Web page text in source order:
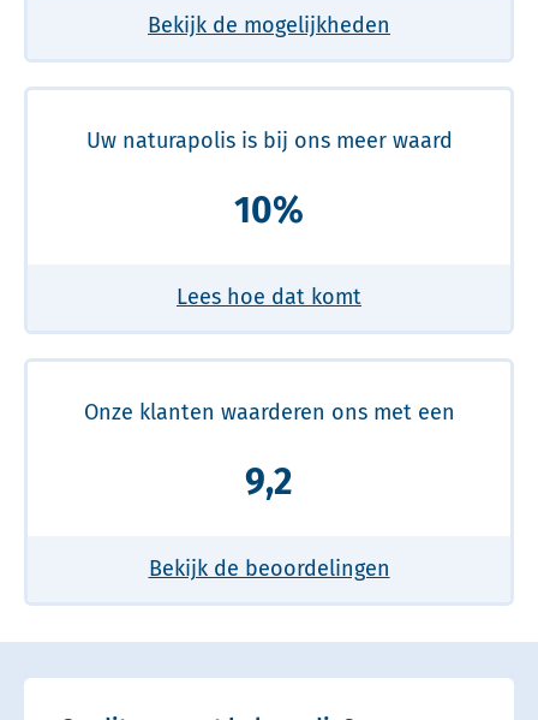
Bekijk de mogelijkheden
Uw naturapolis is bij ons meer waard
10%
Lees hoe dat komt
Onze klanten waarderen ons met een
9,2
Bekijk de beoordelingen